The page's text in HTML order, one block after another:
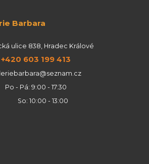
ulice 838, Hradec Králové
+420 603 199 413
Po - Pá: 9:00 - 17:30
So: 10:00 - 13:00